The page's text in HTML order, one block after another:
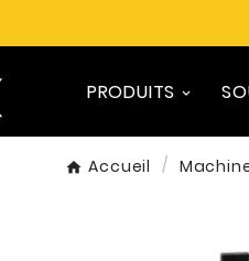
PRODUITS
Accueil